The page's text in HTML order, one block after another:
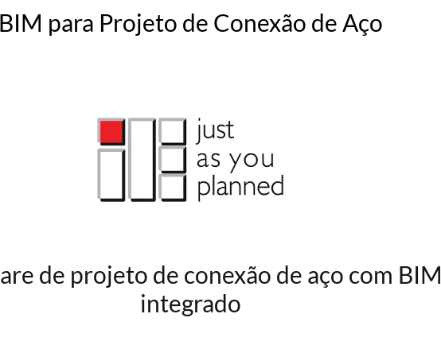
BIM para Projeto de Conexão de Aço
de projeto de conexão de aço com BIM
integrado